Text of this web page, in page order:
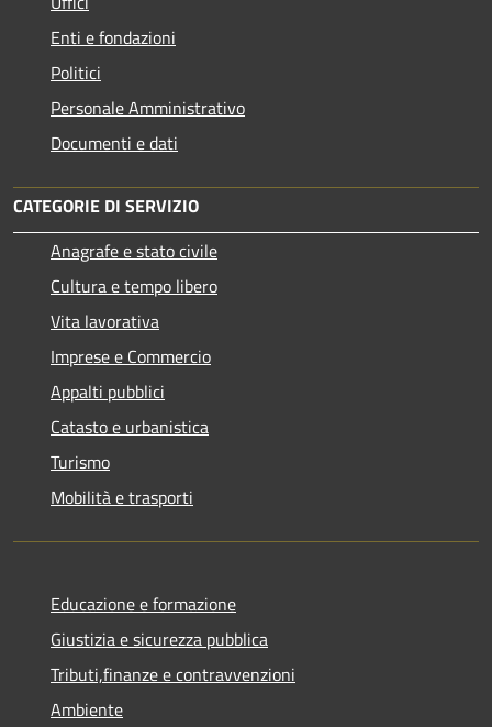
Enti e fondazioni
Politici
Personale Amministrativo
Documenti e dati
CATEGORIE DI SERVIZIO
Anagrafe e stato civile
Cultura e tempo libero
Vita lavorativa
Imprese e Commercio
Appalti pubblici
Catasto e urbanistica
Turismo
Mobilità e trasporti
Educazione e formazione
Giustizia e sicurezza pubblica
Tributi,finanze e contravvenzioni
Ambiente